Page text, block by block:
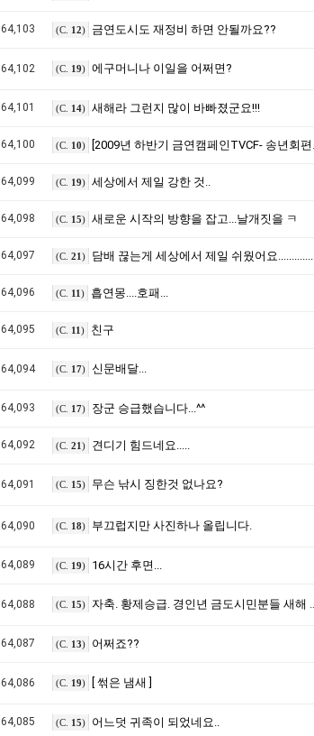
64,103 (C. 12) 금연도시도 재정비 하면 안될까요??
64,102 (C. 19) 에구머니나 이일을 어쩌면?
64,101 (C. 14) 새해라 그런지 많이 바빠졌군요!!!
64,100 (C. 10) [2009년 하반기 금연캠페인TVCF- 송년회편 (40초버전)]
64,099 (C. 19) 세상에서 제일 강한 것..
64,098 (C. 15) 새로운 시작의 방향을 잡고...날개짓을 ㅋ
64,097 (C. 21) 담배 끊는게 세상에서 제일 쉬웠어요.............
64,096 (C. 11) 흡연몽....호패...
64,095 (C. 11) 친구
64,094 (C. 17) 신문배달...
64,093 (C. 17) 장군 승급했습니다...^^
64,092 (C. 21) 견디기 힘드네요.....
64,091 (C. 15) 무슨 낚시 징한것 없나요?
64,090 (C. 18) 부끄럽지만 사진하나 올립니다.
64,089 (C. 19) 16시간 후면...
64,088 (C. 15) 자축. 황제승급. 경인년 금도시민분들 새해 복 많이 받으세요~~
64,087 (C. 13) 어쩌죠??
64,086 (C. 19) [ 썪은 냄새 ]
64,085 (C. 15) 어느덧 귀족이 되었네요..